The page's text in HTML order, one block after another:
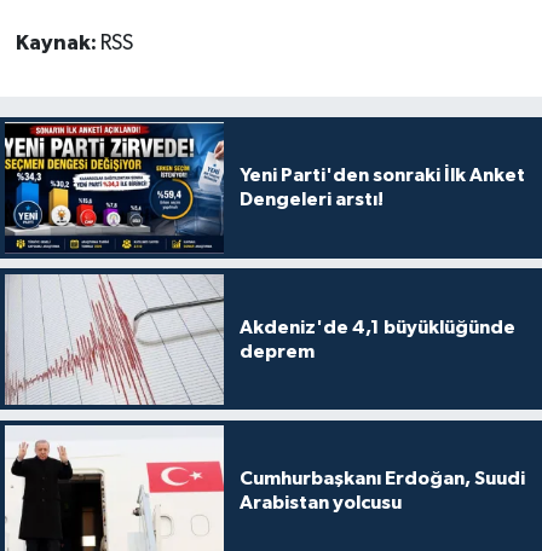
Kaynak: RSS
Yeni Parti'den sonraki İlk Anket
Dengeleri arstı!
Akdeniz'de 4,1 büyüklüğünde
deprem
Cumhurbaşkanı Erdoğan, Suudi
Arabistan yolcusu